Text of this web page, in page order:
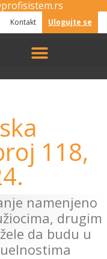
Kontakt Ulogujte se
118,
namenjeno
drugim
da budu u